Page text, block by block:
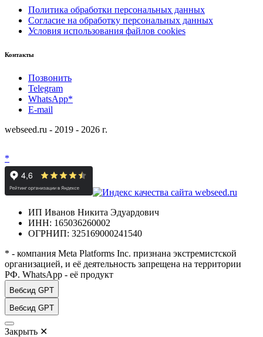
Политика обработки персональных данных
Согласие на обработку персональных данных
Условия использования файлов cookies
Контакты
Позвонить
Telegram
WhatsApp*
E-mail
webseed.ru - 2019 - 2026 г.
*
ИП Иванов Никита Эдуардович
ИНН: 165036260002
ОГРНИП: 325169000241540
* - компания Meta Platforms Inc. признана экстремистской
организацией, и её деятельность запрещена на территории
РФ. WhatsApp - её продукт
Вебсид GPT
Вебсид GPT
Закрыть ✕